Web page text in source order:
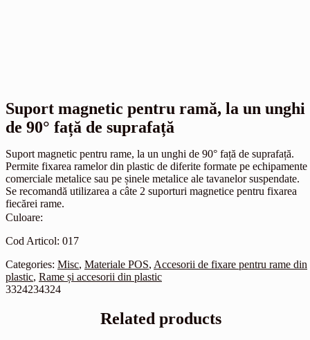
Suport magnetic pentru ramă, la un unghi
de 90° față de suprafață
Suport magnetic pentru rame, la un unghi de 90° față de suprafață.
Permite fixarea ramelor din plastic de diferite formate pe echipamente
comerciale metalice sau pe șinele metalice ale tavanelor suspendate.
Se recomandă utilizarea a câte 2 suporturi magnetice pentru fixarea
fiecărei rame.
Culoare:
Cod Articol: 017
Categories: Misc, Materiale POS, Accesorii de fixare pentru rame din
plastic, Rame și accesorii din plastic
3324234324
Related products